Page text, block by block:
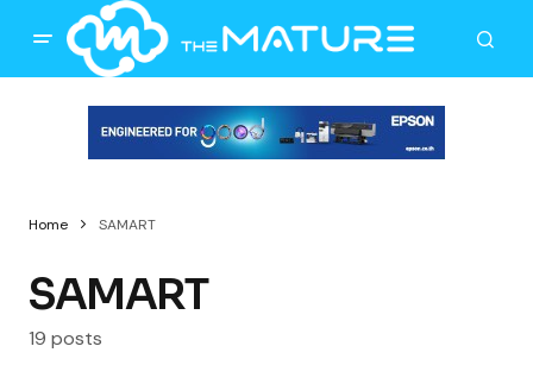
Home SAMART
SAMART
19 posts